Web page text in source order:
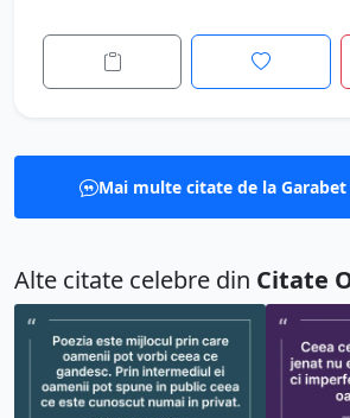
Mai multe citate de la
Alte citate celebre din Citate